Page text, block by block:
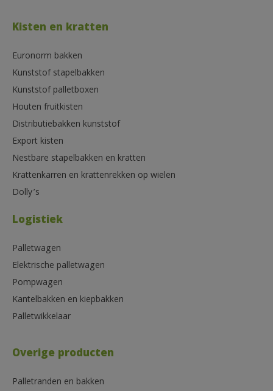
Kisten en kratten
Euronorm bakken
Kunststof stapelbakken
Kunststof palletboxen
Houten fruitkisten
Distributiebakken kunststof
Export kisten
Nestbare stapelbakken en kratten
Krattenkarren en krattenrekken op wielen
Dolly’s
Logistiek
Palletwagen
Elektrische palletwagen
Pompwagen
Kantelbakken en kiepbakken
Palletwikkelaar
Overige producten
Palletranden en bakken